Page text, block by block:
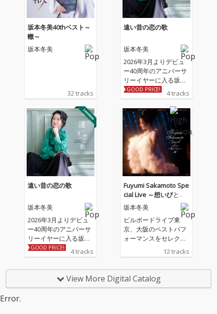
坂本冬美40thベスト～
轍～
坂本冬美
32 tracks
遠い昔の恋の歌
坂本冬美
2026年3月よりデビュ
ー40周年のアニバーサ
リーイヤーに入る坂本
冬美の記念シングル 収
録される表題曲「遠い
昔の恋の歌」、カップ
リング曲「しあわせ十
色」は坂本冬美と同じ
歳のアーティスト川村
結花の作詞＆作曲によ
る書き下ろし作品。ア
レンジは「夜桜お七」
「また君に恋してる」
の若草恵が担当。
GOOD PRICE! 4 tracks
遠い昔の恋の歌
坂本冬美
2026年3月よりデビュ
ー40周年のアニバーサ
リーイヤーに入る坂本
冬美の記念シングル 収
録される表題曲「遠い
リング曲「しあわせ十
色」は坂本冬美と同じ
GOOD PRICE! 4 tracks
Fuyumi Sakamoto Spe
cial Live ～想いびと～
(Live)
坂本冬美
ビルボードライブ東
京、大阪のベストパフ
ォーマンスをセレクト
12 tracks
View More Digital Catalog
Error.